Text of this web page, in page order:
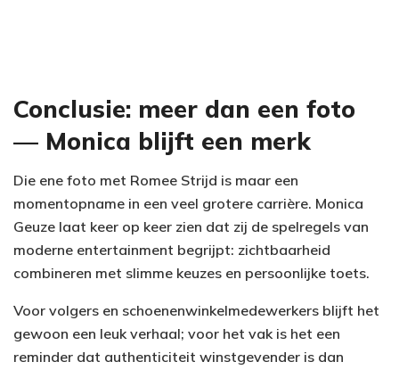
Conclusie: meer dan een foto
— Monica blijft een merk
Die ene foto met Romee Strijd is maar een
momentopname in een veel grotere carrière. Monica
Geuze laat keer op keer zien dat zij de spelregels van
moderne entertainment begrijpt: zichtbaarheid
combineren met slimme keuzes en persoonlijke toets.
Voor volgers en schoenenwinkelmedewerkers blijft het
gewoon een leuk verhaal; voor het vak is het een
reminder dat authenticiteit winstgevender is dan